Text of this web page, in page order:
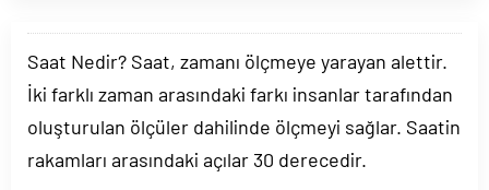
Saat Nedir? Saat, zamanı ölçmeye yarayan alettir.
İki farklı zaman arasındaki farkı insanlar tarafından
oluşturulan ölçüler dahilinde ölçmeyi sağlar. Saatin
rakamları arasındaki açılar 30 derecedir.